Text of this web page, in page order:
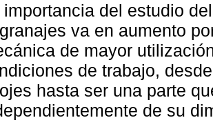
importancia del estudio
va en aumento
de mayor
de trabajo,
hasta ser una parte
de su